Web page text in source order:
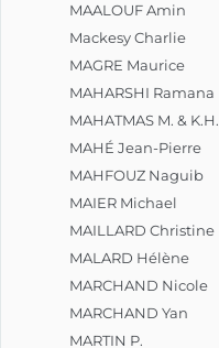
MAALOUF Amin
Mackesy Charlie
MAGRE Maurice
MAHARSHI Ramana
MAHATMAS M. & K.H.
MAHÉ Jean-Pierre
MAHFOUZ Naguib
MAIER Michael
MAILLARD Christine
MALARD Hélène
MARCHAND Nicole
MARCHAND Yan
MARTIN P.